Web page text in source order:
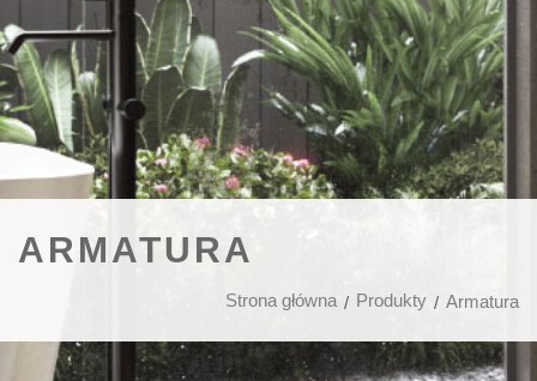
ARMATURA
Strona główna Produkty Armatura